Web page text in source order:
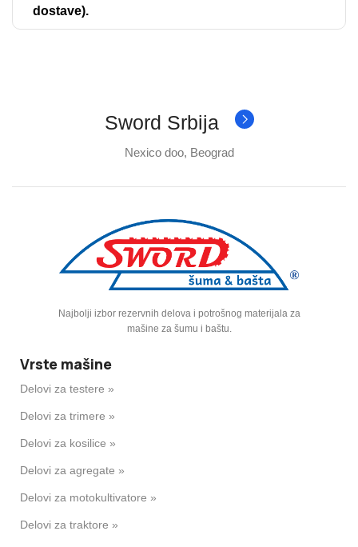
dostave).
Sword Srbija
Nexico doo, Beograd
Najbolji izbor rezervnih delova i potrošnog materijala za
mašine za šumu i baštu.
Vrste mašine
Delovi za testere »
Delovi za trimere »
Delovi za kosilice »
Delovi za agregate »
Delovi za motokultivatore »
Delovi za traktore »